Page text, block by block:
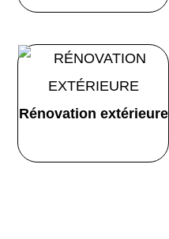
Rénovation extérieure